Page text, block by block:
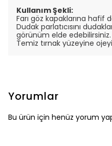
Kullanım Şekli:
Farı göz kapaklarına hafif
Dudak parlatıcısını
görünüm elde edebilirsiniz.
Temiz tırnak yüzeyine
Yorumlar
Bu ürün için henüz yorum